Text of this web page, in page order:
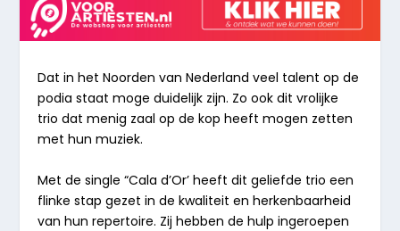
Dat in het Noorden van Nederland veel talent op de
podia staat moge duidelijk zijn. Zo ook dit vrolijke
trio dat menig zaal op de kop heeft mogen zetten
met hun muziek.
Met de single “Cala d’Or’ heeft dit geliefde trio een
flinke stap gezet in de kwaliteit en herkenbaarheid
van hun repertoire. Zij hebben de hulp ingeroepen